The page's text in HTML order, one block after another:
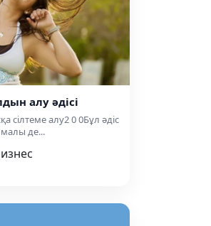
алу әдісі
сілтеме алу2 0 0Бұл әдіс
де...